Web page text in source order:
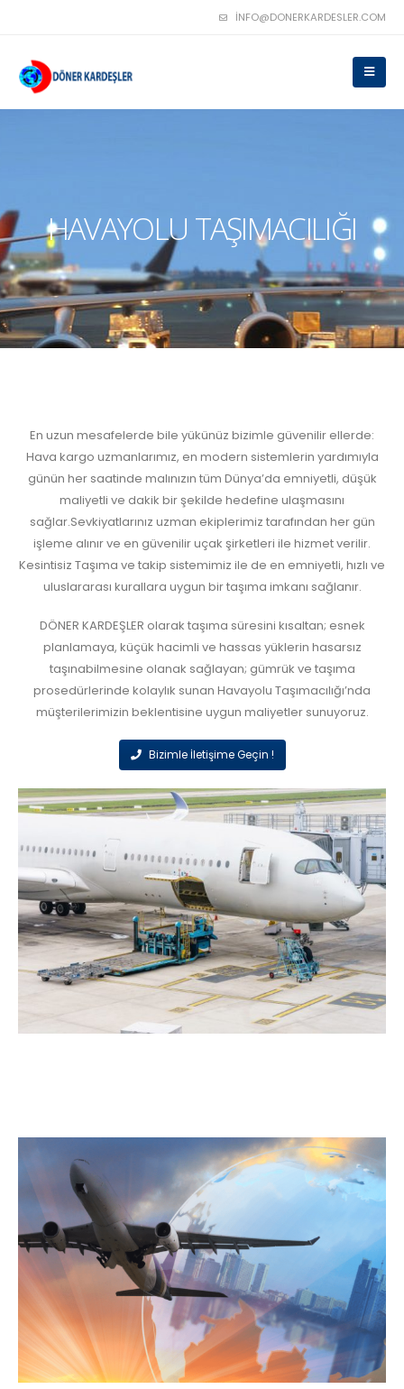
INFO@DONERKARDESLER.COM
HAVAYOLU TAŞIMACILIĞI
En uzun mesafelerde bile yükünüz bizimle güvenilir ellerde:
Hava kargo uzmanlarımız, en modern sistemlerin yardımıyla
günün her saatinde malınızın tüm Dünya’da emniyetli, düşük
maliyetli ve dakik bir şekilde hedefine ulaşmasını
sağlar.Sevkiyatlarınız uzman ekiplerimiz tarafından her gün
işleme alınır ve en güvenilir uçak şirketleri ile hizmet verilir.
Kesintisiz Taşıma ve takip sistemimiz ile de en emniyetli, hızlı ve
uluslararası kurallara uygun bir taşıma imkanı sağlanır.
DÖNER KARDEŞLER olarak taşıma süresini kısaltan; esnek
planlamaya, küçük hacimli ve hassas yüklerin hasarsız
taşınabilmesine olanak sağlayan; gümrük ve taşıma
prosedürlerinde kolaylık sunan Havayolu Taşımacılığı’nda
müşterilerimizin beklentisine uygun maliyetler sunuyoruz.
Bizimle İletişime Geçin !